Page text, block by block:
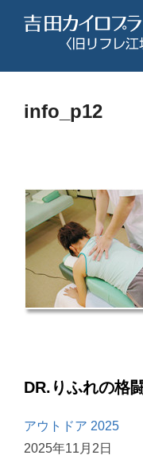
info_p12
DR.りふれの格
アウトドア 2025
2025年11月2日